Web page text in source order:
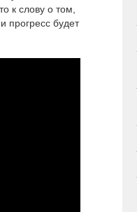
к слову о том,
прогресс будет